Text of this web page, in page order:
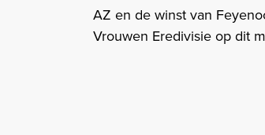
AZ en de winst van
Vrouwen Eredivisie op dit